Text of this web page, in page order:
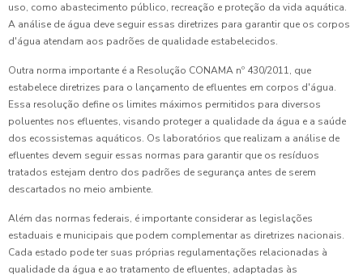
uso, como abastecimento público, recreação e proteção da vida aquática.
A análise de água deve seguir essas diretrizes para garantir que os corpos
d'água atendam aos padrões de qualidade estabelecidos.
Outra norma importante é a Resolução CONAMA nº 430/2011, que
estabelece diretrizes para o lançamento de efluentes em corpos d'água.
Essa resolução define os limites máximos permitidos para diversos
poluentes nos efluentes, visando proteger a qualidade da água e a saúde
dos ecossistemas aquáticos. Os laboratórios que realizam a análise de
efluentes devem seguir essas normas para garantir que os resíduos
tratados estejam dentro dos padrões de segurança antes de serem
descartados no meio ambiente.
Além das normas federais, é importante considerar as legislações
estaduais e municipais que podem complementar as diretrizes nacionais.
Cada estado pode ter suas próprias regulamentações relacionadas à
qualidade da água e ao tratamento de efluentes, adaptadas às